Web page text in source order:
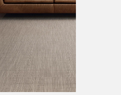
SILVER